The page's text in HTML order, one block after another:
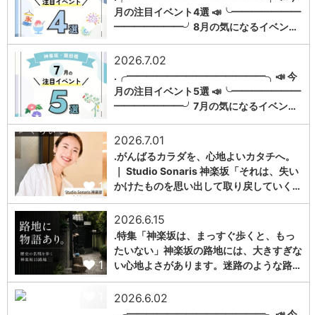
1
月の注目イベント4選 📣╰━━━━━━━
━━━━━━━╯8月の気になるイベン…
1
2026.7.02
.╭━━━━━━━━━━━━━━╮📣 今
月の注目イベント5選 📣╰━━━━━━━
━━━━━━━╯7月の気になるイベン…
1
2026.7.01
.がんばるカラダを、心地よいカタチへ。
｜ Studio Sonaris 神楽坂「それは、失い
かけたものを思い出して取り戻していく…
1
2026.6.15
.特集「神楽坂は、まっすぐ歩くと、もっ
たいない」神楽坂の路地には、大きすぎな
い心地よさがあります。迷路のような路…
2026.6.02